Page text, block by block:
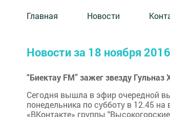
Главная Новости
Новости за 18 ноября 2016
“Биектау FM” зажег звезду Гульназ
Сегодня вышла в эфир очередной
понедельника по субботу в 12.45
«ВКонтакте» группы